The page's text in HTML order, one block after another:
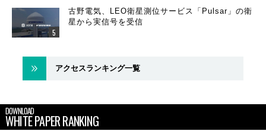
古野電気、LEO衛星測位サービス「Pulsar」の衛
星から実信号を受信
アクセスランキング一覧
DOWNLOAD
WHITE PAPER RANKING